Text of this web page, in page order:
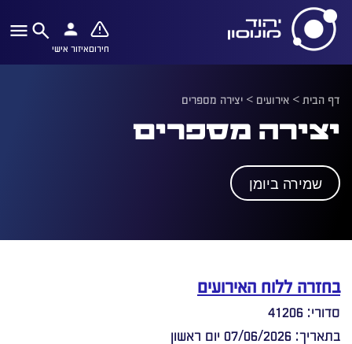
חירוםאיזור אישי
דף הבית> אירועים > יצירה מספרים
יצירה מספרים
שמירה ביומן
בחזרה ללוח האירועים
סדורי: 41206
בתאריך: 07/06/2026 יום ראשון